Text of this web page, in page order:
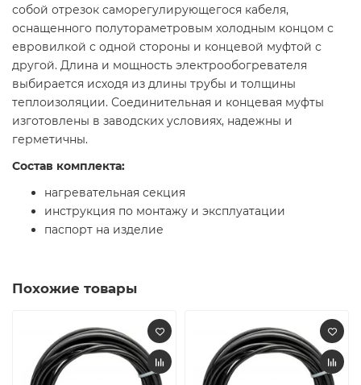
собой отрезок саморегулирующегося кабеля,
оснащенного полутораметровым холодным концом с
евровилкой с одной стороны и концевой муфтой с
другой. Длина и мощность электрообогревателя
выбирается исходя из длины трубы и толщины
теплоизоляции. Соединительная и концевая муфты
изготовлены в заводских условиях, надежны и
герметичны.
Состав комплекта:
нагревательная секция
инструкция по монтажу и эксплуатации
паспорт на изделие
Похожие товары